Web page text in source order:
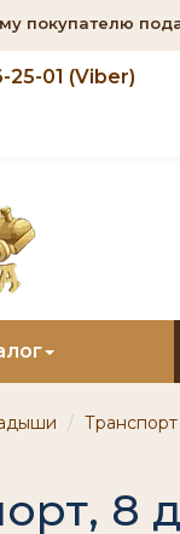
покупателю
25-01 (Viber)
Транспорт
8